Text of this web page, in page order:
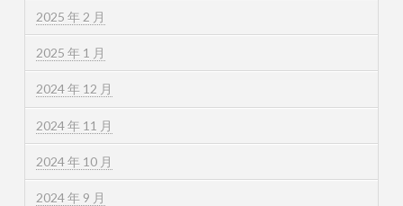
2025 年 2 月
2025 年 1 月
2024 年 12 月
2024 年 11 月
2024 年 10 月
2024 年 9 月